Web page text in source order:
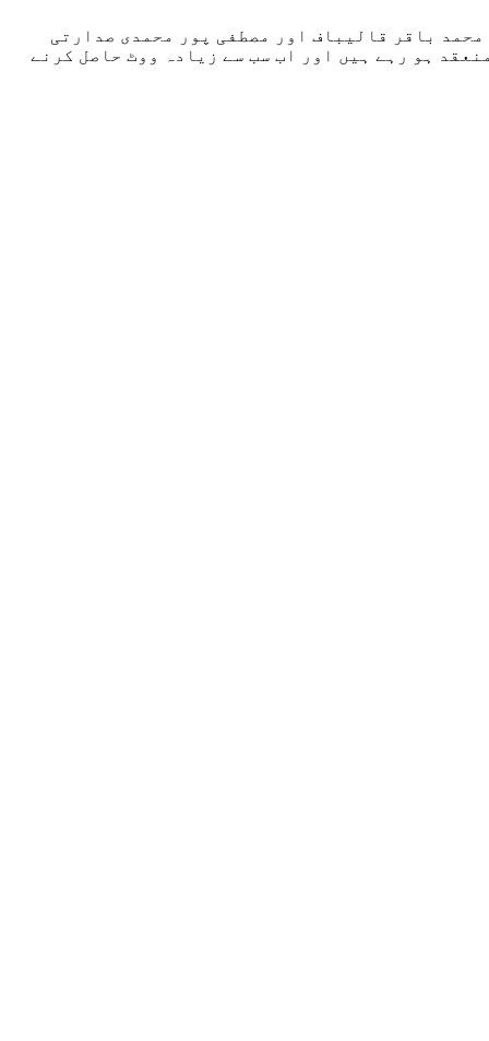
باقر قالیباف اور مصطفی پور محمدی صدارتی
ہو رہے ہیں اور اب سب سے زيادہ ووٹ حاصل کرنے